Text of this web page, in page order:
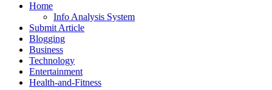
Home
Info Analysis System
Submit Article
Blogging
Business
Technology
Entertainment
Health-and-Fitness